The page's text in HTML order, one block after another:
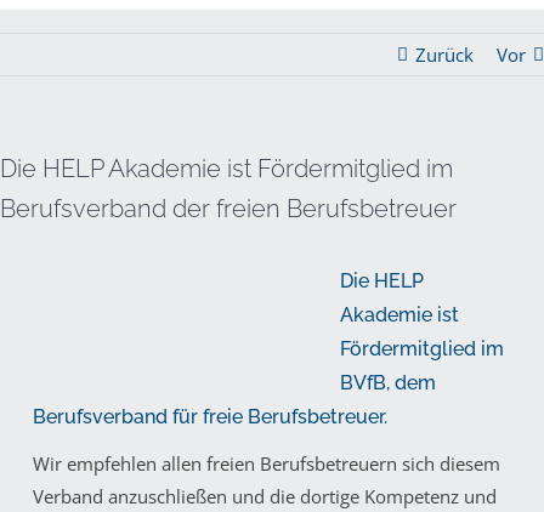
Zurück Vor
Die HELP Akademie ist Fördermitglied im
Berufsverband der freien Berufsbetreuer
Die HELP
Akademie ist
Fördermitglied im
BVfB, dem
Berufsverband für freie Berufsbetreuer.
Wir empfehlen allen freien Berufsbetreuern sich diesem
Verband anzuschließen und die dortige Kompetenz und